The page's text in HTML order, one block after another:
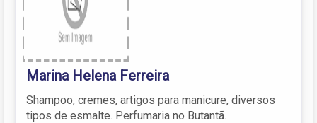
Marina Helena Ferreira
Shampoo, cremes, artigos para manicure, diversos
tipos de esmalte. Perfumaria no Butantã.